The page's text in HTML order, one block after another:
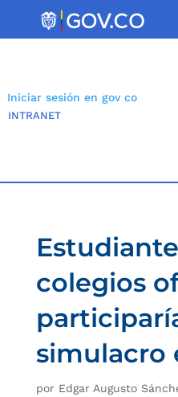
Iniciar sesión en gov co
INTRANET
colegios
simulacro
por Edgar Augusto